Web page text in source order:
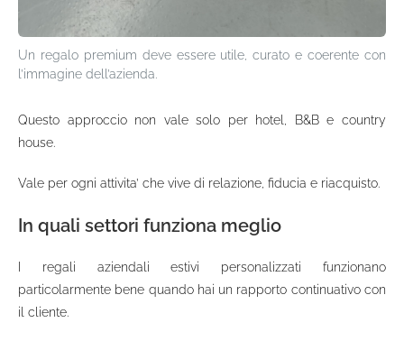
Un regalo premium deve essere utile, curato e coerente con
l’immagine dell’azienda.
Questo approccio non vale solo per hotel, B&B e country
house.
Vale per ogni attivita’ che vive di relazione, fiducia e riacquisto.
In quali settori funziona meglio
I regali aziendali estivi personalizzati funzionano
particolarmente bene quando hai un rapporto continuativo con
il cliente.